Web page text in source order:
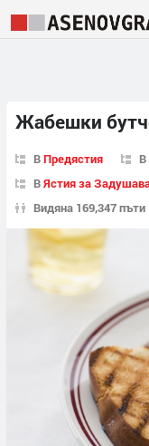
Жабешки
ВПредястия В
ВЯстия за
Видяна 169,347 пъти